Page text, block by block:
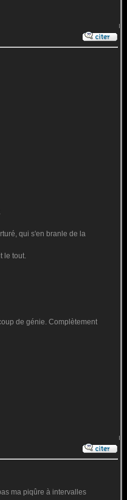
qui s'en branle de la
le tout.
de génie. Complètement
ma piqûre à intervalles